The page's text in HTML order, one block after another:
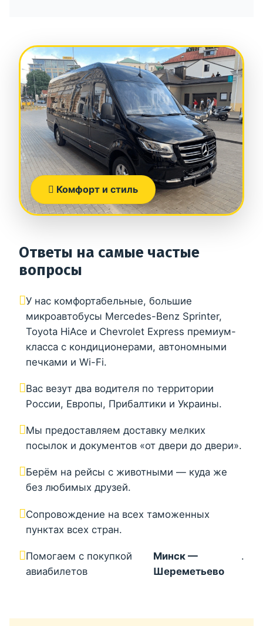
Комфорт и стиль
Ответы на самые частые
вопросы
У нас комфортабельные, большие
микроавтобусы Mercedes-Benz Sprinter,
Toyota HiAce и Chevrolet Express премиум-
класса с кондиционерами, автономными
печками и Wi-Fi.
Вас везут два водителя по территории
России, Европы, Прибалтики и Украины.
Мы предоставляем доставку мелких
посылок и документов «от двери до двери».
Берём на рейсы с животными — куда же
без любимых друзей.
Сопровождение на всех таможенных
пунктах всех стран.
Помогаем с покупкой
авиабилетов
Минск —
Шереметьево
.